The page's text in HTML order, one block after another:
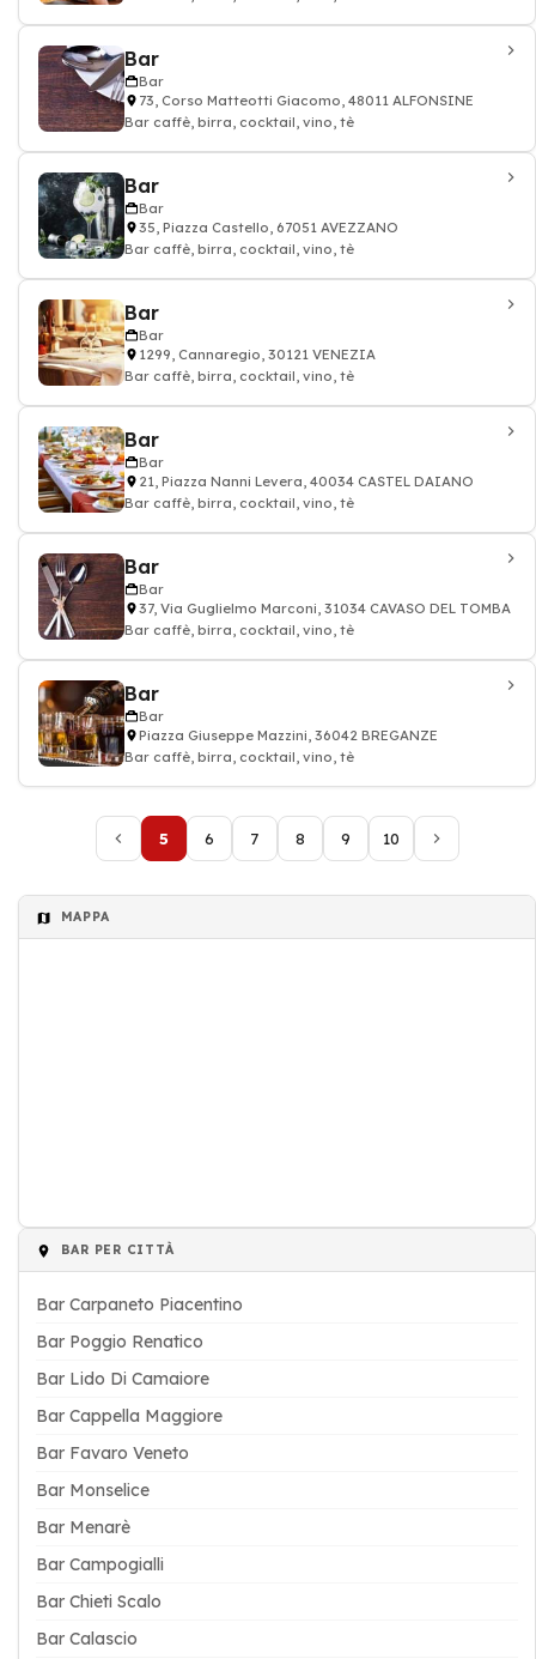
Bar
Bar
73, Corso Matteotti Giacomo, 48011 ALFONSINE
Bar caffè, birra, cocktail, vino, tè
Bar
Bar
35, Piazza Castello, 67051 AVEZZANO
Bar caffè, birra, cocktail, vino, tè
Bar
Bar
1299, Cannaregio, 30121 VENEZIA
Bar caffè, birra, cocktail, vino, tè
Bar
Bar
21, Piazza Nanni Levera, 40034 CASTEL DAIANO
Bar caffè, birra, cocktail, vino, tè
Bar
Bar
37, Via Guglielmo Marconi, 31034 CAVASO DEL TOMBA
Bar caffè, birra, cocktail, vino, tè
Bar
Bar
Piazza Giuseppe Mazzini, 36042 BREGANZE
Bar caffè, birra, cocktail, vino, tè
5 6 7 8 9 10
MAPPA
BAR PER CITTÀ
Bar Carpaneto Piacentino
Bar Poggio Renatico
Bar Lido Di Camaiore
Bar Cappella Maggiore
Bar Favaro Veneto
Bar Monselice
Bar Menarè
Bar Campogialli
Bar Chieti Scalo
Bar Calascio